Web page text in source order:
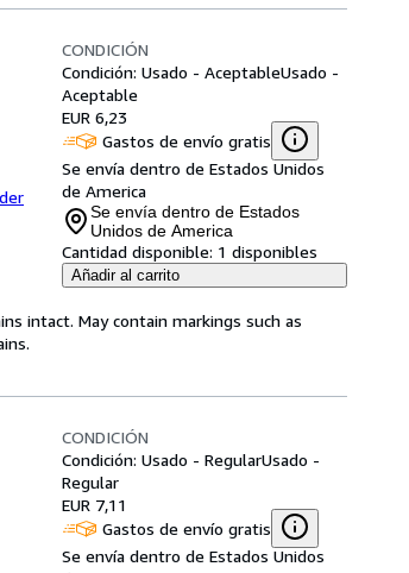
CONDICIÓN
Condición: Usado - AceptableUsado -
Aceptable
EUR 6,23
Gastos de envío gratis
Se envía dentro de Estados Unidos
de America
Se envía dentro de Estados
Unidos de America
Cantidad disponible: 1 disponibles
Añadir al carrito
intact. May contain markings such as
CONDICIÓN
Condición: Usado - RegularUsado -
Regular
EUR 7,11
Gastos de envío gratis
Se envía dentro de Estados Unidos